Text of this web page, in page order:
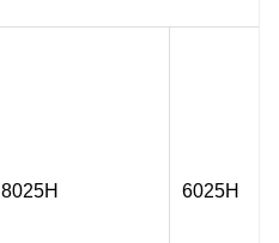
8025H 6025H